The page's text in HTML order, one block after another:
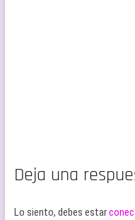
Deja una
Lo siento, debes estar